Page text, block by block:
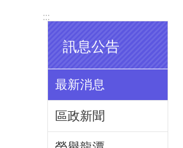
:::
訊息公告
最新消息
區政新聞